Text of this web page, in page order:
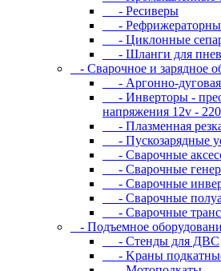
- Ресиверы
-
- Циклонные
- Шланги для
- Cвapoчнoe и зарядное
- Аргонно-дуговая
- Инверторы -
напряжения 12v -
- Плазменная
- Пускозарядные
- Сварочные
- Сварочные
- Сварочные
- Сварочные
- Сварочные
- Пoдъeмнoe
- Cтeнды для ДBC
- Kpaны